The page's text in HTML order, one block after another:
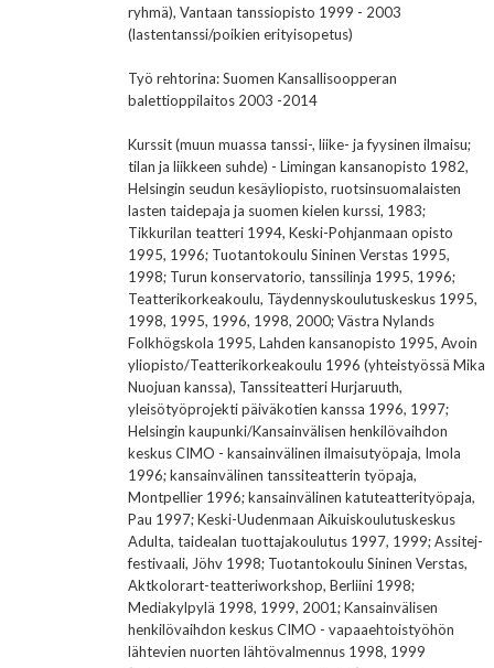
ryhmä), Vantaan tanssiopisto 1999 - 2003
(lastentanssi/poikien erityisopetus)
Työ rehtorina: Suomen Kansallisoopperan
balettioppilaitos 2003 -2014
Kurssit (muun muassa tanssi-, liike- ja fyysinen ilmaisu;
tilan ja liikkeen suhde) - Limingan kansanopisto 1982,
Helsingin seudun kesäyliopisto, ruotsinsuomalaisten
lasten taidepaja ja suomen kielen kurssi, 1983;
Tikkurilan teatteri 1994, Keski-Pohjanmaan opisto
1995, 1996; Tuotantokoulu Sininen Verstas 1995,
1998; Turun konservatorio, tanssilinja 1995, 1996;
Teatterikorkeakoulu, Täydennyskoulutuskeskus 1995,
1998, 1995, 1996, 1998, 2000; Västra Nylands
Folkhögskola 1995, Lahden kansanopisto 1995, Avoin
yliopisto/Teatterikorkeakoulu 1996 (yhteistyössä Mika
Nuojuan kanssa), Tanssiteatteri Hurjaruuth,
yleisötyöprojekti päiväkotien kanssa 1996, 1997;
Helsingin kaupunki/Kansainvälisen henkilövaihdon
keskus CIMO - kansainvälinen ilmaisutyöpaja, Imola
1996; kansainvälinen tanssiteatterin työpaja,
Montpellier 1996; kansainvälinen katuteatterityöpaja,
Pau 1997; Keski-Uudenmaan Aikuiskoulutuskeskus
Adulta, taidealan tuottajakoulutus 1997, 1999; Assitej-
festivaali, Jöhv 1998; Tuotantokoulu Sininen Verstas,
Aktkolorart-teatteriworkshop, Berliini 1998;
Mediakylpylä 1998, 1999, 2001; Kansainvälisen
henkilövaihdon keskus CIMO - vapaaehtoistyöhön
lähtevien nuorten lähtövalmennus 1998, 1999